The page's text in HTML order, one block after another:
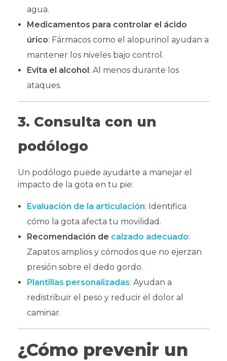
agua.
Medicamentos para controlar el ácido
úrico: Fármacos como el alopurinol ayudan a
mantener los niveles bajo control.
Evita el alcohol : Al menos durante los
ataques.
3. Consulta con un
podólogo
Un podólogo puede ayudarte a manejar el
impacto de la gota en tu pie:
Evaluación de la articulación: Identifica
cómo la gota afecta tu movilidad.
Recomendación de calzado adecuado:
Zapatos amplios y cómodos que no ejerzan
presión sobre el dedo gordo.
Plantillas personalizadas: Ayudan a
redistribuir el peso y reducir el dolor al
caminar.
¿Cómo prevenir un